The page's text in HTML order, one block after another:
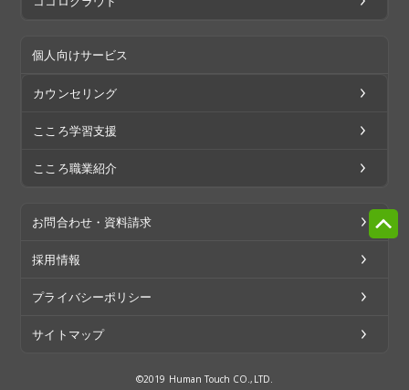
個人向けサービス
カウンセリング
こころ学習支援
こころ職業紹介
お問合わせ・資料請求
採用情報
プライバシーポリシー
サイトマップ
©2019 Human Touch CO.,LTD.